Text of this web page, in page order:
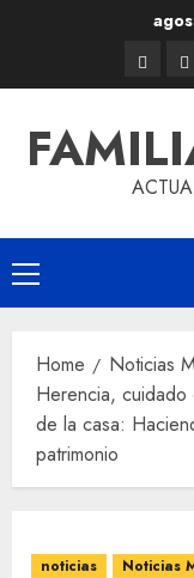
Home
Noticias
Herencia,
de la casa:
patrimonio
noticias Noticias